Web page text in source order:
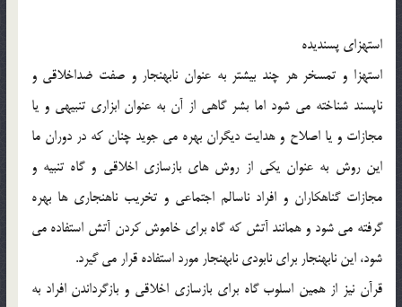
استهزاي پسنديده
استهزا و تمسخر هر چند بيشتر به عنوان نابهنجار و صفت ضداخلاقي و
ناپسند شناخته مي شود اما بشر گاهي از آن به عنوان ابزاري تنبيهي و يا
مجازات و يا اصلاح و هدايت ديگران بهره مي جويد چنان كه در دوران ما
اين روش به عنوان يكي از روش هاي بازسازي اخلاقي و گاه تنبيه و
مجازات گناهكاران و افراد ناسالم اجتماعي و تخريب ناهنجاري ها بهره
گرفته مي شود و همانند آتش كه گاه براي خاموش كردن آتش استفاده مي
شود، اين نابهنجار براي نابودي نابهنجار مورد استفاده قرار مي گيرد.
قرآن نيز از همين اسلوب گاه براي بازسازي اخلاقي و بازگرداندن افراد به